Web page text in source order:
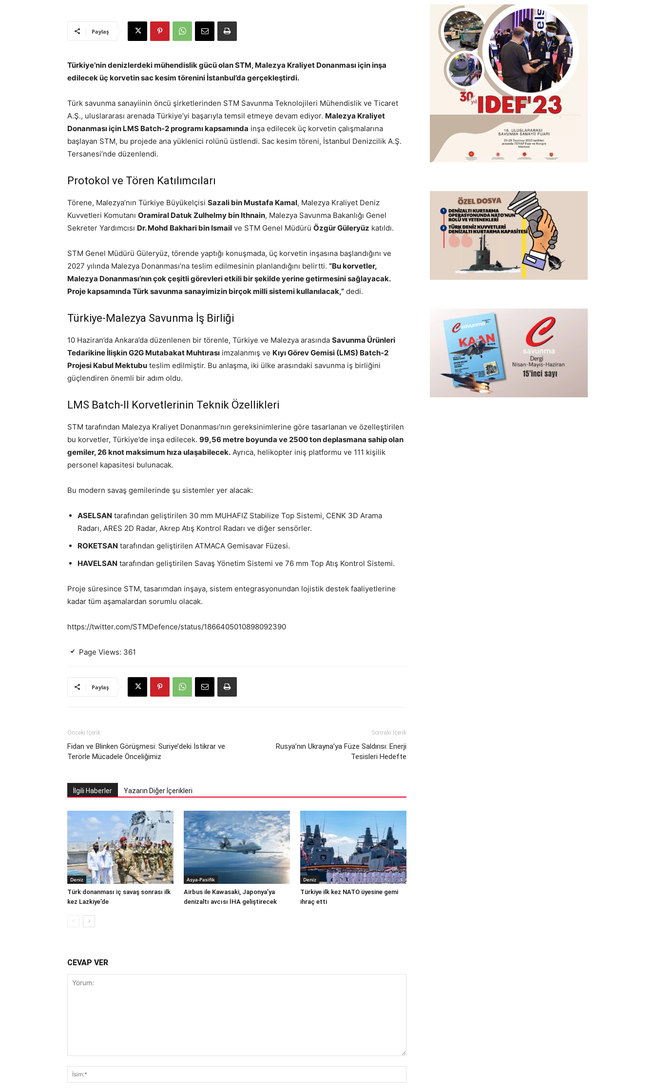
Paylaş
Türkiye’nin denizlerdeki mühendislik gücü olan STM, Malezya Kraliyet Donanması için inşa
edilecek üç korvetin sac kesim törenini İstanbul’da gerçekleştirdi.
Türk savunma sanayiinin öncü şirketlerinden STM Savunma Teknolojileri Mühendislik ve Ticaret
A.Ş., uluslararası arenada Türkiye’yi başarıyla temsil etmeye devam ediyor. Malezya Kraliyet
Donanması için LMS Batch-2 programı kapsamında inşa edilecek üç korvetin çalışmalarına
başlayan STM, bu projede ana yüklenici rolünü üstlendi. Sac kesim töreni, İstanbul Denizcilik A.Ş.
Tersanesi’nde düzenlendi.
Protokol ve Tören Katılımcıları
Törene, Malezya’nın Türkiye Büyükelçisi Sazali bin Mustafa Kamal, Malezya Kraliyet Deniz
Kuvvetleri Komutanı Oramiral Datuk Zulhelmy bin Ithnain, Malezya Savunma Bakanlığı Genel
Sekreter Yardımcısı Dr. Mohd Bakhari bin Ismail ve STM Genel Müdürü Özgür Güleryüz katıldı.
STM Genel Müdürü Güleryüz, törende yaptığı konuşmada, üç korvetin inşasına başlandığını ve
2027 yılında Malezya Donanması’na teslim edilmesinin planlandığını belirtti. “Bu korvetler,
Malezya Donanması’nın çok çeşitli görevleri etkili bir şekilde yerine getirmesini sağlayacak.
Proje kapsamında Türk savunma sanayimizin birçok milli sistemi kullanılacak,” dedi.
Türkiye-Malezya Savunma İş Birliği
10 Haziran’da Ankara’da düzenlenen bir törenle, Türkiye ve Malezya arasında Savunma Ürünleri
Tedarikine İlişkin G2G Mutabakat Muhtırası imzalanmış ve Kıyı Görev Gemisi (LMS) Batch-2
Projesi Kabul Mektubu teslim edilmiştir. Bu anlaşma, iki ülke arasındaki savunma iş birliğini
güçlendiren önemli bir adım oldu.
LMS Batch-II Korvetlerinin Teknik Özellikleri
STM tarafından Malezya Kraliyet Donanması’nın gereksinimlerine göre tasarlanan ve özelleştirilen
bu korvetler, Türkiye’de inşa edilecek. 99,56 metre boyunda ve 2500 ton deplasmana sahip olan
gemiler, 26 knot maksimum hıza ulaşabilecek. Ayrıca, helikopter iniş platformu ve 111 kişilik
personel kapasitesi bulunacak.
Bu modern savaş gemilerinde şu sistemler yer alacak:
ASELSAN tarafından geliştirilen 30 mm MUHAFIZ Stabilize Top Sistemi, CENK 3D Arama
Radarı, ARES 2D Radar, Akrep Atış Kontrol Radarı ve diğer sensörler.
ROKETSAN tarafından geliştirilen ATMACA Gemisavar Füzesi.
HAVELSAN tarafından geliştirilen Savaş Yönetim Sistemi ve 76 mm Top Atış Kontrol Sistemi.
Proje süresince STM, tasarımdan inşaya, sistem entegrasyonundan lojistik destek faaliyetlerine
kadar tüm aşamalardan sorumlu olacak.
https://twitter.com/STMDefence/status/1866405010898092390
Page Views: 361
Paylaş
Önceki İçerik
Fidan ve Blinken Görüşmesi: Suriye’deki İstikrar ve
Terörle Mücadele Önceliğimiz
Sonraki İçerik
Rusya’nın Ukrayna’ya Füze Saldırısı: Enerji
Tesisleri Hedefte
İlgili Haberler Yazarın Diğer İçerikleri
Deniz
Türk donanması iç savaş sonrası ilk
kez Lazkiye’de
Asya-Pasifik
Airbus ile Kawasaki, Japonya’ya
denizaltı avcısı İHA geliştirecek
Deniz
Türkiye ilk kez NATO üyesine gemi
ihraç etti
CEVAP VER